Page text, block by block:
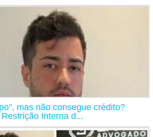
mas não consegue crédito?
Interna d...